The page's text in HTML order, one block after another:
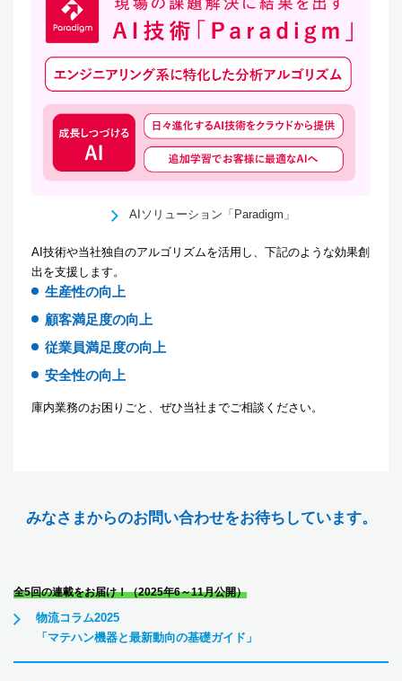
AIソリューション「Paradigm」
AI技術や当社独自のアルゴリズムを活用し、下記のような効果創
出を支援します。
生産性の向上
顧客満足度の向上
従業員満足度の向上
安全性の向上
庫内業務のお困りごと、ぜひ当社までご相談ください。
みなさまからのお問い合わせをお待ちしています。
全5回の連載をお届け！（2025年6～11月公開）
物流コラム2025
「マテハン機器と最新動向の基礎ガイド」